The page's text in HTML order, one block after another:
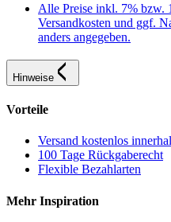
Alle Preise inkl. 7% bzw.
Versandkosten und ggf.
anders angegeben.
Hinweise
Vorteile
Versand kostenlos
100 Tage Rückgaberecht
Flexible Bezahlarten
Mehr Inspiration